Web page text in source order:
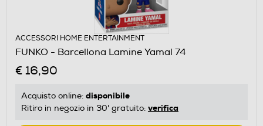
ACCESSORI HOME ENTERTAINMENT
FUNKO - Barcellona Lamine Yamal 74
€ 16,90
Acquisto online: disponibile
Ritiro in negozio in 30' gratuito: verifica